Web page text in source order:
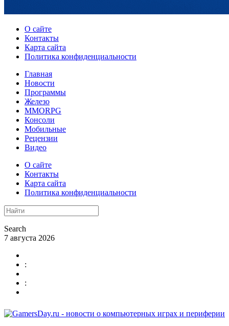
О сайте
Контакты
Карта сайта
Политика конфиденциальности
Главная
Новости
Программы
Железо
MMORPG
Консоли
Мобильные
Рецензии
Видео
О сайте
Контакты
Карта сайта
Политика конфиденциальности
Search
7 августа 2026
:
: